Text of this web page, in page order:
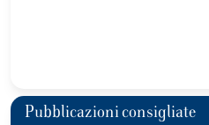
Pubblicazioni consigliate